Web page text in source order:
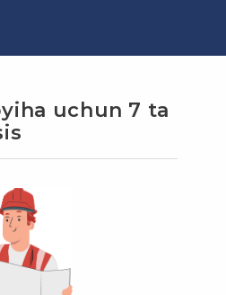
uchun 7 ta